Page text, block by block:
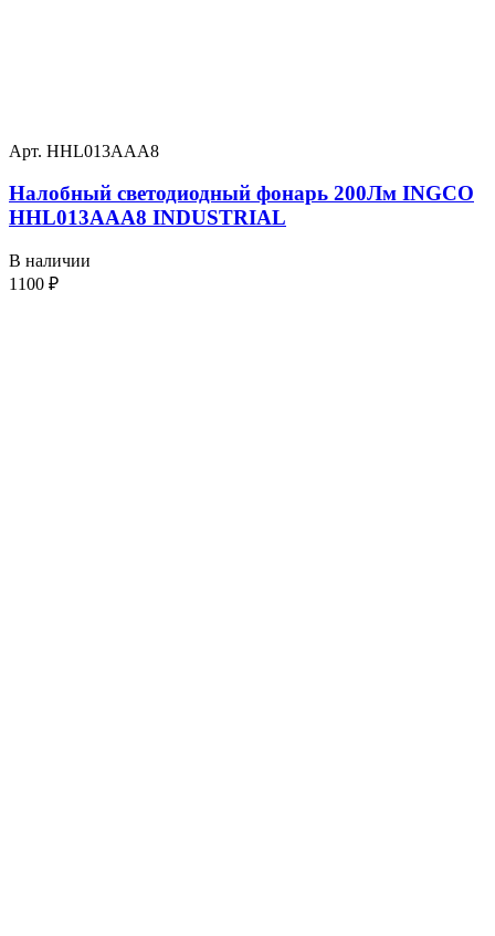
Арт. HHL013AAA8
Налобный светодиодный фонарь 200Лм INGCO
HHL013AAA8 INDUSTRIAL
В наличии
1100 ₽